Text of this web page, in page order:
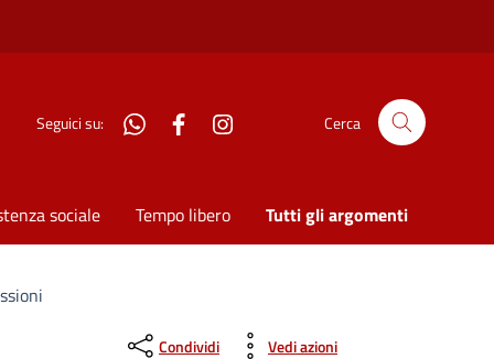
Seguici su: WhatsAppFacebook Cerca
sociale Tempo libero Tutti gli argomenti
Condividi Vedi azioni